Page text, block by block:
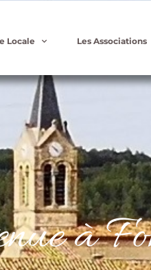
Locale Les Associations
à